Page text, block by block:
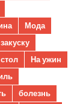
Мода
На ужин
болезнь